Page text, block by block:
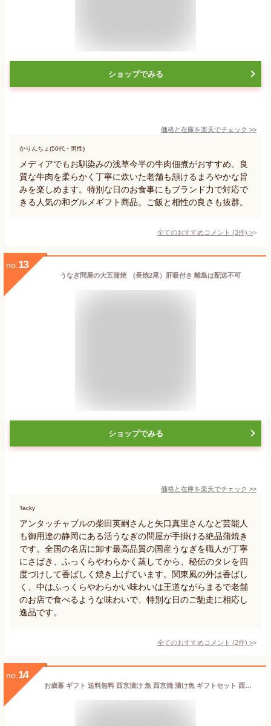
ショップでみる
価格と在庫を楽天でチェック >>
かりんちょ(50代・男性)
メディアでもお馴染みの浅草今半の牛肉佃煮がおすすめ。良
質な牛肉を柔らかく丁寧に炊いた老舗も頷けるまろやかな旨
みを楽しめます。特別な日のお食事にもブランド力で対応で
きる人気の和グルメギフト商品。ご飯と相性の良さも抜群。
全てのおすすめコメント (3件) >
no. 13
うなぎ問屋の大五蒲焼 (長焼2尾）肝吸付き 離島は配送不可
ショップでみる
価格と在庫を楽天でチェック >>
Tacky
アンタッチャブルの柴田英嗣さんと矢口真里さんなど芸能人
も御用達の静岡にある活うなぎの問屋が手掛ける絶品蒲焼き
です。全国の名店に卸す最高品質の国産うなぎを職人が丁寧
にさばき、ふっくらやわらかく蒸してから、秘伝のタレを四
度づけして香ばしく焼き上げています。関東風の外は香ばし
く、中はふっくらやわらかい味わいは王道ながらまるで老舗
のお店で食べるような味わいで、特別な日のご馳走に相応し
逸品です。
全てのおすすめコメント (2件) >
no. 14
お歳暮 ギフト 送料無料 西京漬け 魚 西京焼 漬け魚 ギフトセット 西京味噌漬セット 銀だら 銀鮭 本さわら 金目鯛 銀さわら 5種類／各2パック・合計10パック 焼き魚 切り身 鱈 タラ 鮭 サケ 鰆 サワラ キンメダイ お惣菜 お取り寄せ グルメ 豊洲市場 父の日 お中元 お歳暮